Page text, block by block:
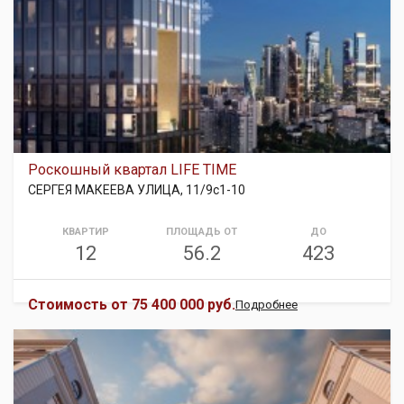
Роскошный квартал LIFE TIME
СЕРГЕЯ МАКЕЕВА УЛИЦА, 11/9с1-10
КВАРТИР
12
ПЛОЩАДЬ ОТ
56.2
ДО
423
Стоимость от 75 400 000 руб.Подробнее